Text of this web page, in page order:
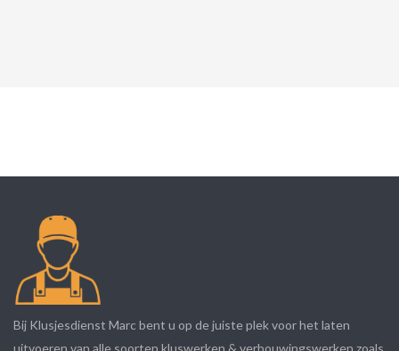
Bij Klusjesdienst Marc bent u op de juiste plek voor het laten
uitvoeren van alle soorten kluswerken & verbouwingswerken zoals